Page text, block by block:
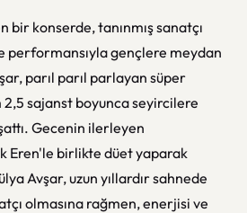
bir konserde, tanınmış sanatçı
performansıyla gençlere meydan
parıl parıl parlayan süper
sajanst boyunca seyircilere
Gecenin ilerleyen
Eren'le birlikte düet yaparak
Avşar, uzun yıllardır sahnede
olmasına rağmen, enerjisi ve